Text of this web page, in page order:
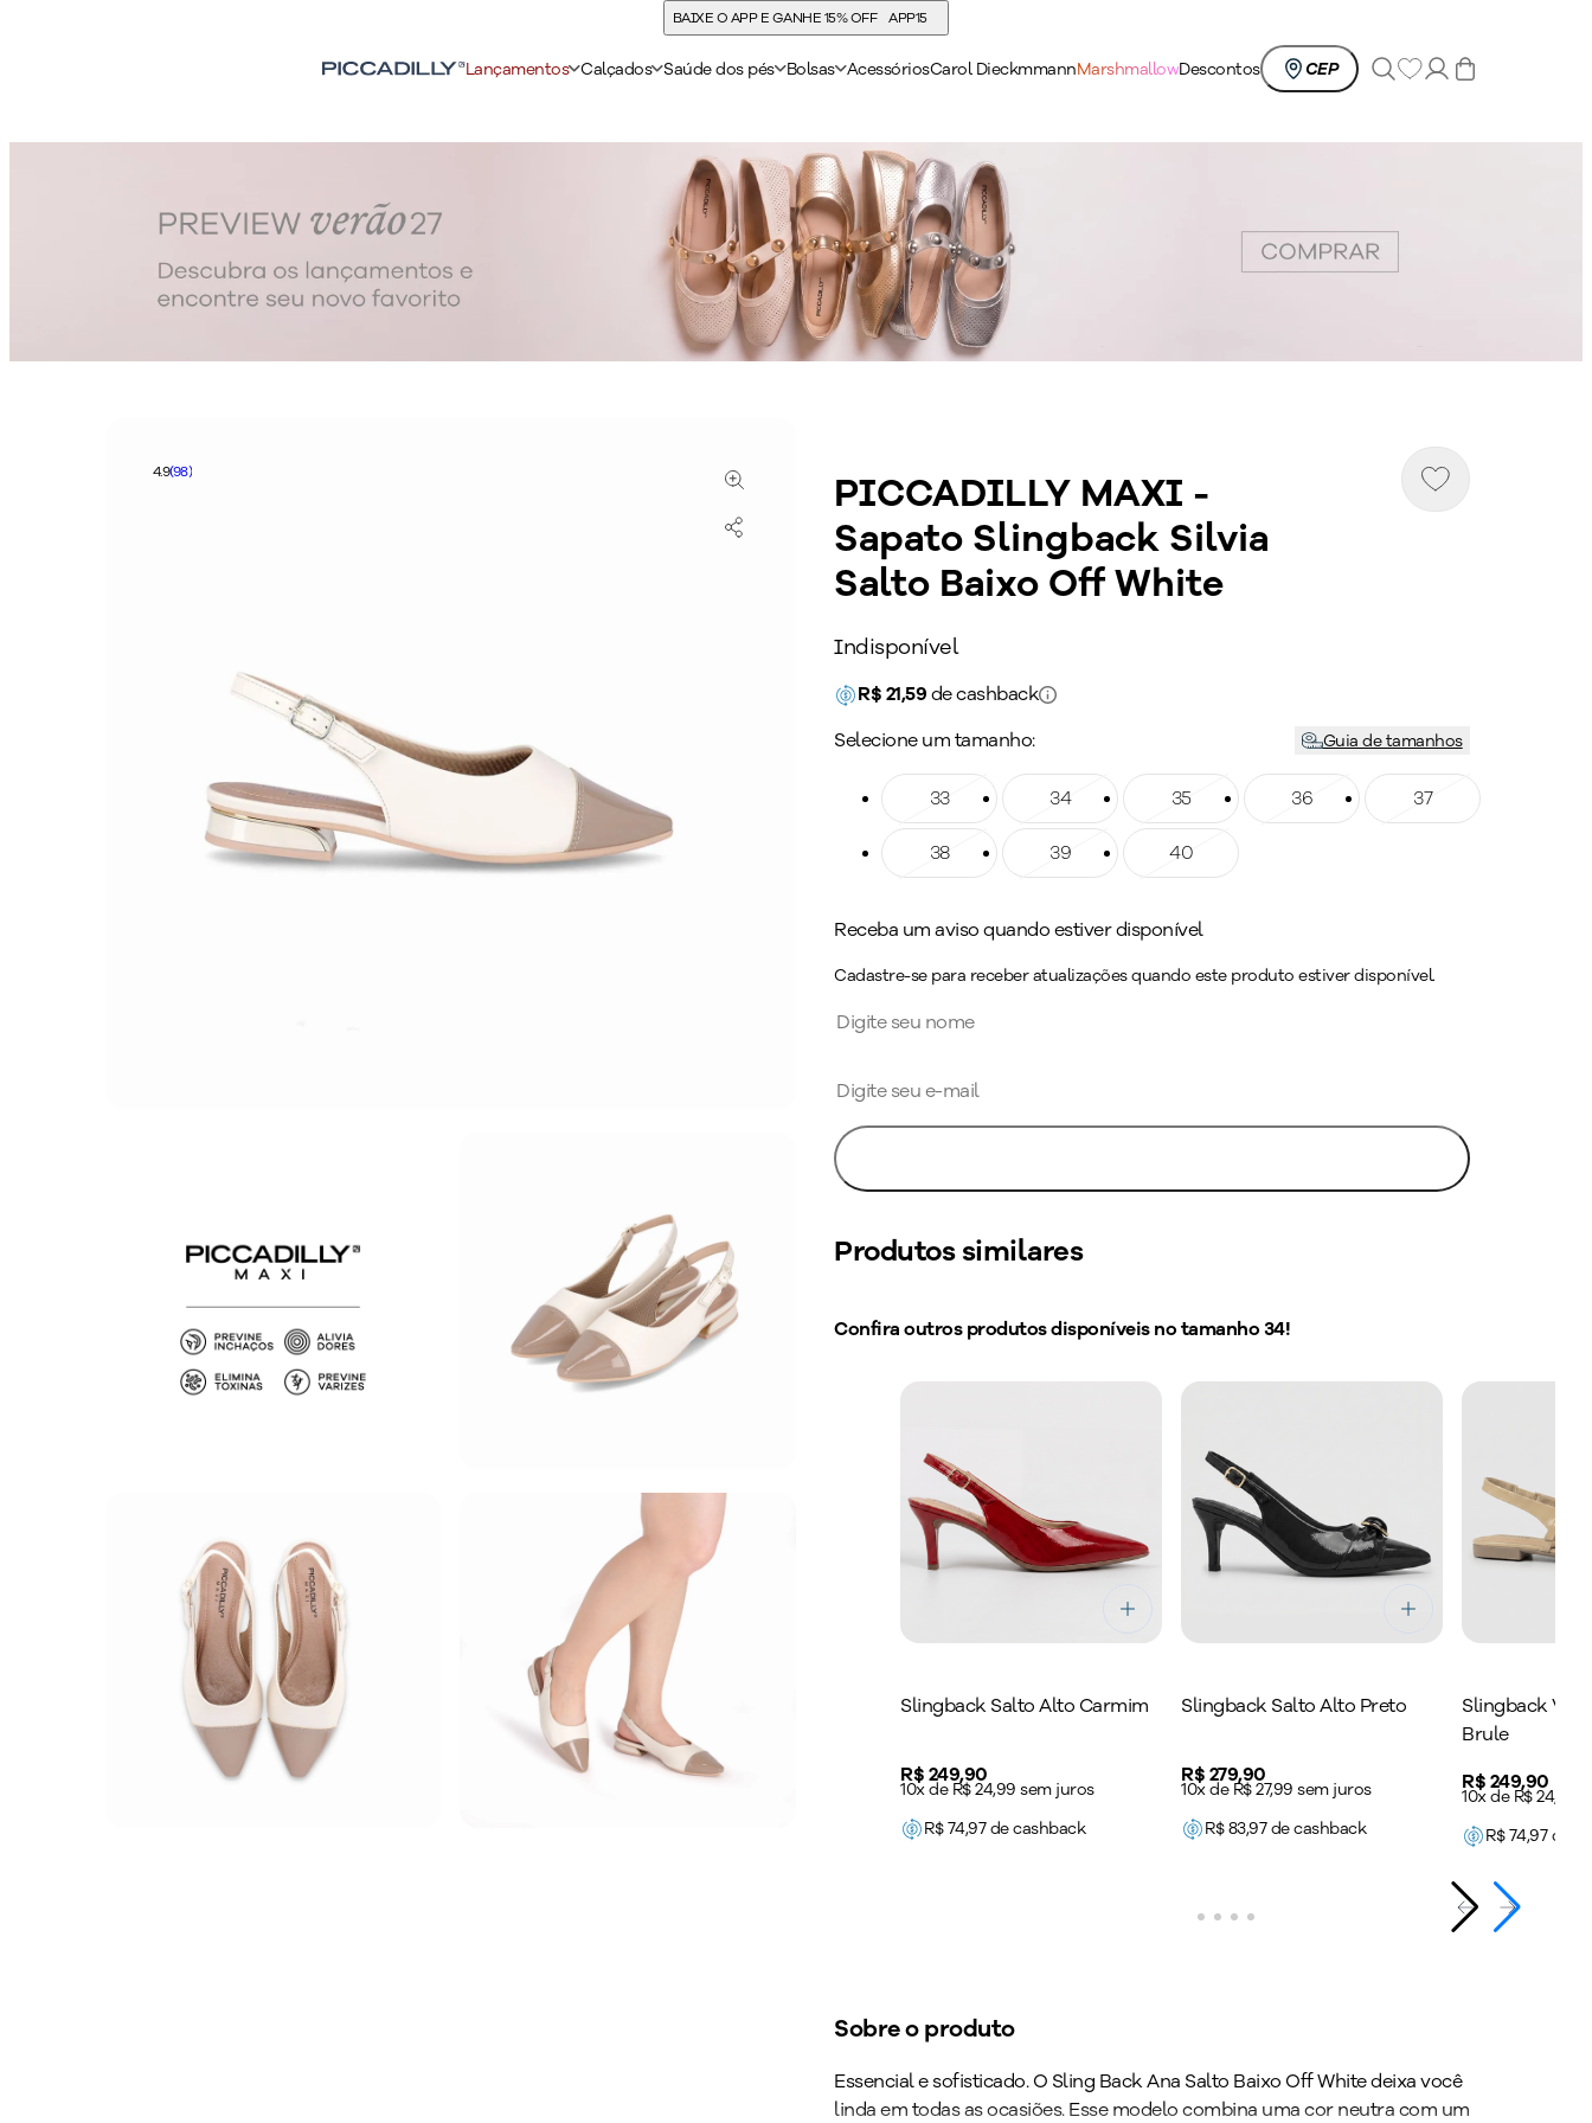
BAIXE O APP E GANHE 15% OFF APP15
Lançamentos Calçados Saúde dos pés Bolsas AcessóriosCarol DieckmmannMarshmallowDescontos CEP
4.9(98)
PICCADILLY MAXI -
Sapato Slingback Silvia
Salto Baixo Off White
Indisponível
R$21,59de cashback
Selecione um tamanho:
Guia de tamanhos
Tamanho: 33
33 Tamanho: 34
34 Tamanho: 35
35 Tamanho: 36
36 Tamanho: 37
37
Tamanho: 38
38 Tamanho: 39
39 Tamanho: 40
40
Receba um aviso quando estiver disponível
Cadastre-se para receber atualizações quando este produto estiver disponível.
Produtos similares
Confira outros produtos disponíveis no tamanho34!
Slingback Salto Alto Carmim
Price:
R$ 249,90
10x de R$ 24,99 sem juros
R$74,97de cashback
Slingback Salto Alto Preto
Price:
R$ 279,90
10x de R$ 27,99 sem juros
R$83,97de cashback
Slingback
Brule
Price:
R$ 249,90
10x de R$ 24,99
R$74,97de
Sobre o produto
Essencial e sofisticado. O Sling Back Ana Salto Baixo Off White deixa você
linda em todas as ocasiões. Esse modelo combina uma cor neutra com um